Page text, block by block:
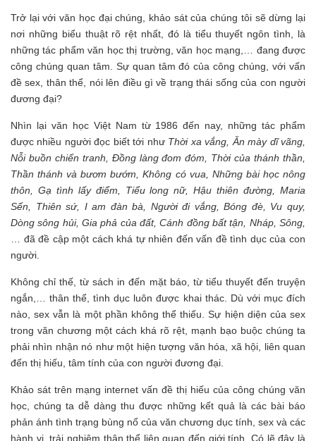
Trở lại với văn học đại chúng, khảo sát của chúng tôi sẽ dừng lại
nơi những biểu thuật rõ rệt nhất, đó là tiểu thuyết ngôn tình, là
những tác phẩm văn học thị trường, văn học mạng,… đang được
công chúng quan tâm. Sự quan tâm đó của công chúng, với vấn
đề sex, thân thể, nói lên điều gì về trạng thái sống của con người
đương đại?
Nhìn lại văn học Việt Nam từ 1986 đến nay, những tác phẩm
được nhiều người đọc biết tới như Thời xa vắng, Ăn mày dĩ vãng,
Nỗi buồn chiến tranh, Đồng làng đom đóm, Thời của thánh thần,
Thần thánh và bươm bướm, Không có vua, Những bài học nông
thôn, Gạ tình lấy điểm, Tiểu long nữ, Hậu thiên đường, Maria
Sến, Thiên sứ, I am đàn bà, Người đi vắng, Bóng đè, Vu quy,
Dòng sông hủi, Gia phả của đất, Cánh đồng bất tận, Nháp, Sông,
… đã đề cập một cách khá tự nhiên đến vấn đề tình dục của con
người.
Không chỉ thế, từ sách in đến mặt báo, từ tiểu thuyết đến truyện
ngắn,… thân thể, tình dục luôn được khai thác. Dù với mục đích
nào, sex vẫn là một phần không thể thiếu. Sự hiện diện của sex
trong văn chương một cách khá rõ rệt, mạnh bạo buộc chúng ta
phải nhìn nhận nó như một hiện tượng văn hóa, xã hội, liên quan
đến thị hiếu, tâm tính của con người đương đại.
Khảo sát trên mạng internet vấn đề thị hiếu của công chúng văn
học, chúng ta dễ dàng thu được những kết quả là các bài báo
phản ánh tình trạng bùng nổ của văn chương dục tính, sex và các
hành vi, trải nghiệm thân thể liên quan đến giới tính. Có lẽ đây là